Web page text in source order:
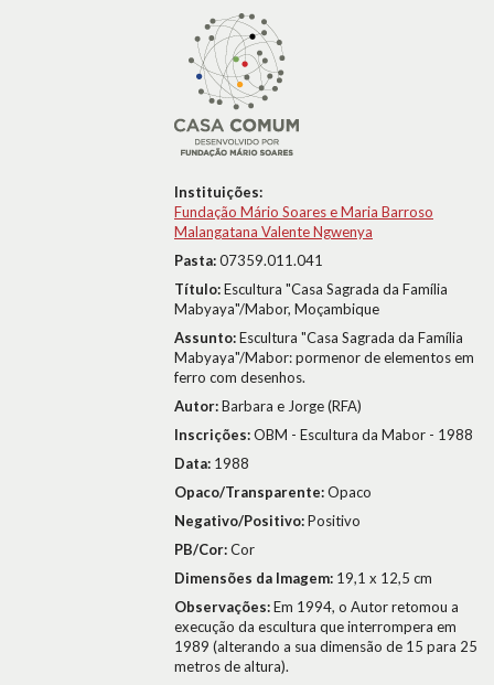
Instituições:
Fundação Mário Soares e Maria Barroso
Malangatana Valente Ngwenya
Pasta:07359.011.041
Título:Escultura "Casa Sagrada da Família
Mabyaya"/Mabor, Moçambique
Assunto:Escultura "Casa Sagrada da Família
Mabyaya"/Mabor: pormenor de elementos em
ferro com desenhos.
Autor:Barbara e Jorge (RFA)
Inscrições:OBM - Escultura da Mabor - 1988
Data: 1988
Opaco/Transparente:Opaco
Negativo/Positivo:Positivo
PB/Cor:Cor
Dimensões da Imagem: 19,1 x 12,5 cm
Observações:Em 1994, o Autor retomou a
execução da escultura que interrompera em
1989 (alterando a sua dimensão de 15 para 25
metros de altura).